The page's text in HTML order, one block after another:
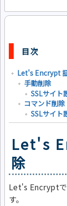
目次
Let's Encrypt
手動削除
SSLサイト
コマンド削除
SSLサイト
Let's
除
Let's Encrypt
す。